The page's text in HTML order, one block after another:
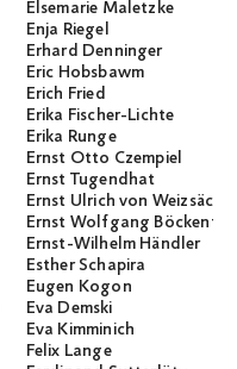
Elsemarie Maletzke
Enja Riegel
Erhard Denninger
Eric Hobsbawm
Erich Fried
Erika Fischer-Lichte
Erika Runge
Ernst Otto Czempiel
Ernst Tugendhat
Ernst Ulrich von Weizsäcker
Ernst Wolfgang
Ernst-Wilhelm Händler
Esther Schapira
Eugen Kogon
Eva Demski
Eva Kimminich
Felix Lange